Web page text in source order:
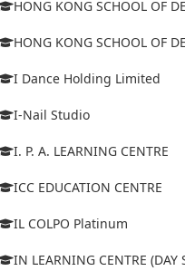
HONG KONG SCHOOL OF
HONG KONG SCHOOL OF
I Dance Holding Limited
I-Nail Studio
I. P. A. LEARNING CENTRE
ICC EDUCATION CENTRE
IL COLPO Platinum
IN LEARNING CENTRE (DAY